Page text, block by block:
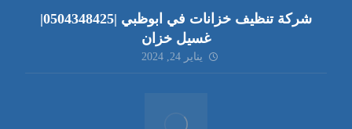
شركة تنظيف خزانات في ابوظبي |0504348425|
غسيل خزان
يناير 24, 2024